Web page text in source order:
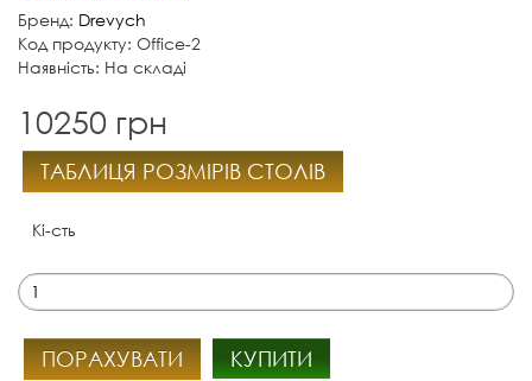
Бренд: Drevych
Код продукту: Office-2
Наявність: На складі
10250 грн
ТАБЛИЦЯ РОЗМІРІВ СТОЛІВ
Кі-сть
ПОРАХУВАТИ КУПИТИ